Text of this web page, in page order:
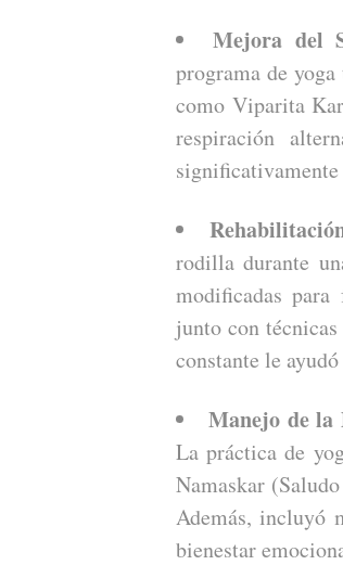
Mejora del
programa de
como Viparita
respiración
significativamente
rodilla durante
modificadas
junto con
constante le
Manejo de la
La práctica de
Namaskar
Además, incluyó
bienestar